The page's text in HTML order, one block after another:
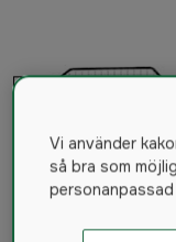
Vi använder
så bra som